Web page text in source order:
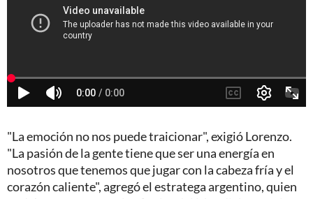
"La emoción no nos puede traicionar", exigió Lorenzo.
"La pasión de la gente tiene que ser una energía en
nosotros que tenemos que jugar con la cabeza fría y el
corazón caliente", agregó el estratega argentino, quien